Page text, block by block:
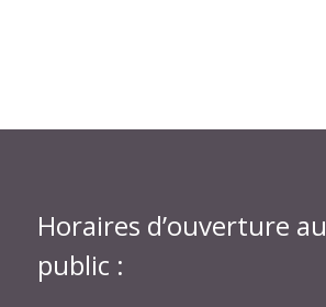
Horaires d’ouverture au
public :